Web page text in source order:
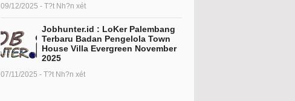
09/12/2025 - T?t Nh?n xét
Jobhunter.id : LoKer Palembang
Terbaru Badan Pengelola Town
House Villa Evergreen November
2025
07/11/2025 - T?t Nh?n xét